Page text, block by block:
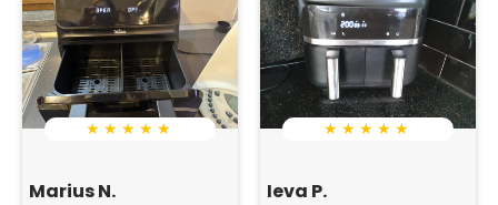
★ ★ ★ ★ ★
Marius N.
★ ★ ★ ★ ★
Ieva P.